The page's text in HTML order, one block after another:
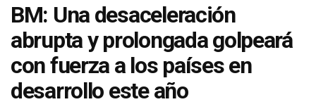
BM: Una desaceleración
abrupta y prolongada golpeará
con fuerza a los países en
desarrollo este año